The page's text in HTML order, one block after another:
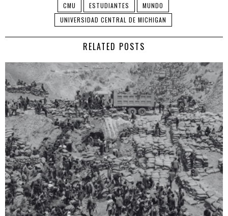
CMU ESTUDIANTES
MUNDO
UNIVERSIDAD CENTRAL DE MICHIGAN
RELATED POSTS